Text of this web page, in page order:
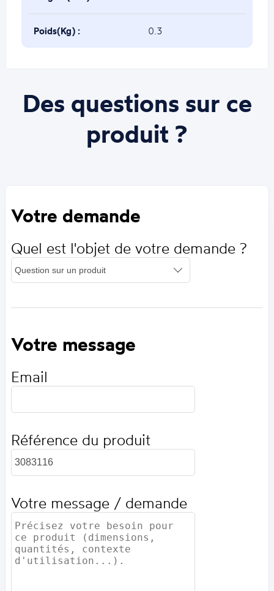
Poids(Kg) : 0.3
Des questions sur ce
produit ?
Votre demande
Quel est l'objet de votre demande ?
Votre message
Email
Référence du produit
Votre message / demande